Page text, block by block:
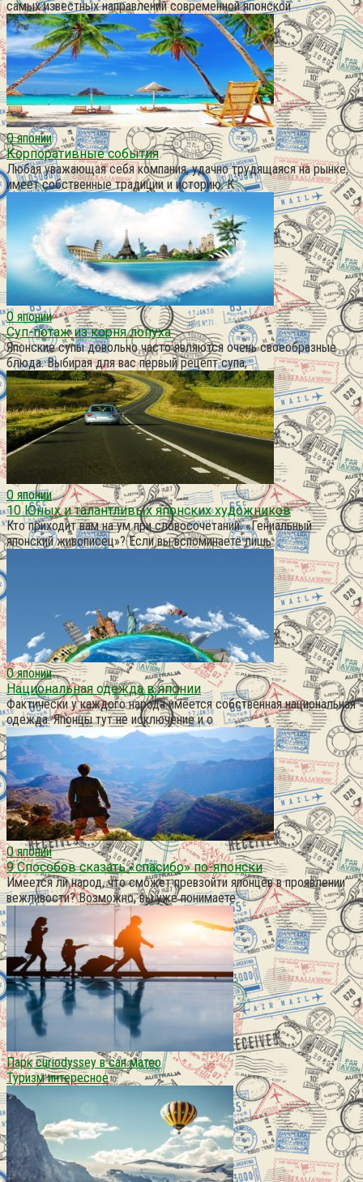
самых известных направлений современной японской
О японии
Корпоративные события
Любая уважающая себя компания, удачно трудящаяся на рынке,
имеет собственные традиции и историю. К
О японии
Суп-потаж из корня лопуха
Японские супы довольно часто являются очень своеобразные
блюда. Выбирая для вас первый рецепт супа,
О японии
10 Юных и талантливых японских художников
Кто приходит вам на ум при словосочетании: «Гениальный
японский живописец»? Если вы вспоминаете лишь
О японии
Национальная одежда в японии
Фактически у каждого народа имеется собственная национальная
одежда. Японцы тут не исключение и о
О японии
9 Способов сказать «спасибо» по-японски
Имеется ли народ, что сможет превзойти японцев в проявлении
вежливости? Возможно, вы уже понимаете
Парк curiodyssey в сан матео
Туризм интересное